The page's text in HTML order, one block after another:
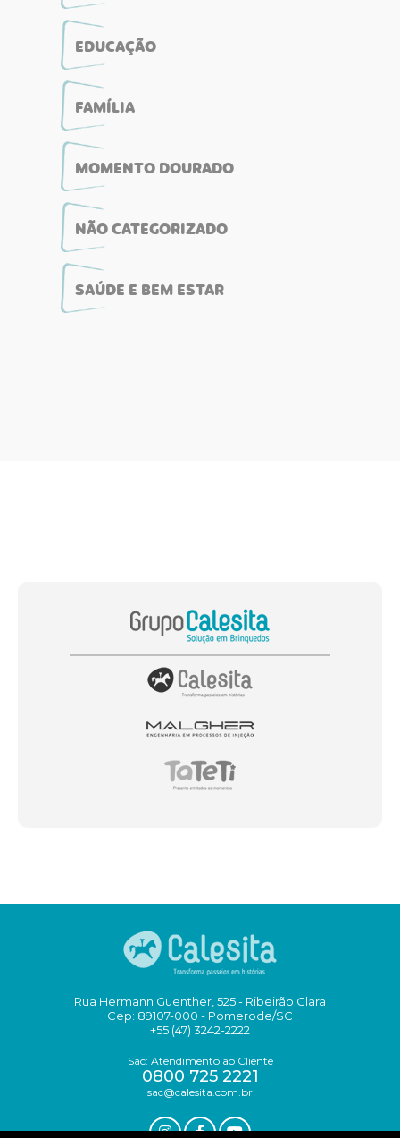
EDUCAÇÃO
FAMÍLIA
MOMENTO DOURADO
NÃO CATEGORIZADO
SAÚDE E BEM ESTAR
Rua Hermann Guenther, 525 - Ribeirão Clara
Cep: 89107-000 - Pomerode/SC
+55 (47) 3242-2222
Sac: Atendimento ao Cliente
0800 725 2221
sac@calesita.com.br